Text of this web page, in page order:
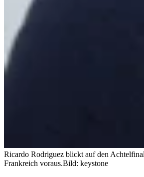
Ricardo Rodriguez blickt auf den
Frankreich voraus.Bild: keystone